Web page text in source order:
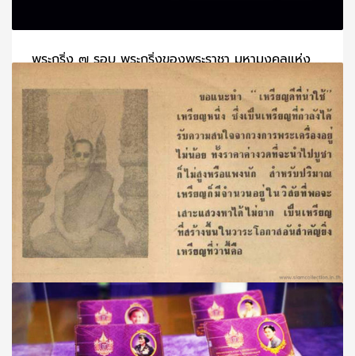
พระกริ่ง ๗ รอบ พระกริ่งของพระราชา มหามงคลแห่ง
วันจันทร์, 27 มิถุนายน 2022 SCADMIN
พระกริ่งของพระราชา มหามงคลแห่งแผ่นดิน (๑) พระกริ่ง ๗ รอ
PUBLISHED IN ทรงสร้างและทรงเสด็จฯ เททอง ,พระกริ่ง พระพุทธชินสีห์,
พระพุทธรูปศักดิ์สิทธิ์
รัชกาลที่ 9
TAGGED UNDER:
พระกริ่ง ๗ รอบ พระกริ่งพระพุทธชินสีห์
เหรียญพระบรมรูป รัชกาลที่ 9 ทรงผนวช
วันพุธ, 11 พฤษภาคม 2022 BYSCADMIN